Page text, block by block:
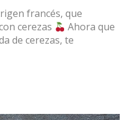
francés, que
cerezas
Ahora que
de cerezas, te